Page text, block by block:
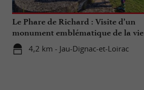
Le Phare de Richard : Visite d’un
monument emblématique de la vie
Médocaine
4,2 km - Jau-Dignac-et-Loirac